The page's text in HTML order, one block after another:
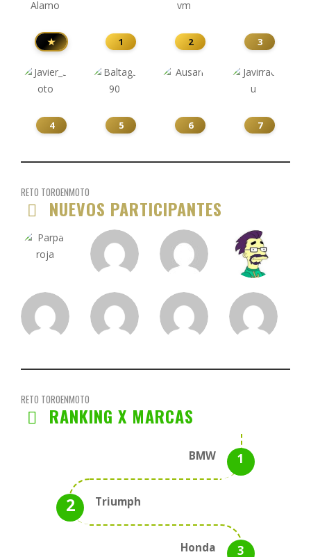
★ 1 2 3
4 5 6 7
RETO TOROENMOTO
NUEVOS PARTICIPANTES
RETO TOROENMOTO
RANKING X MARCAS
BMW
Triumph
Honda